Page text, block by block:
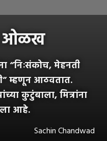
ओळख
“निःसंकोच, मेहनती
म्हणून आठवतात.
कुटुंबाला, मित्रांना
आहे.
Sachin Chandwad